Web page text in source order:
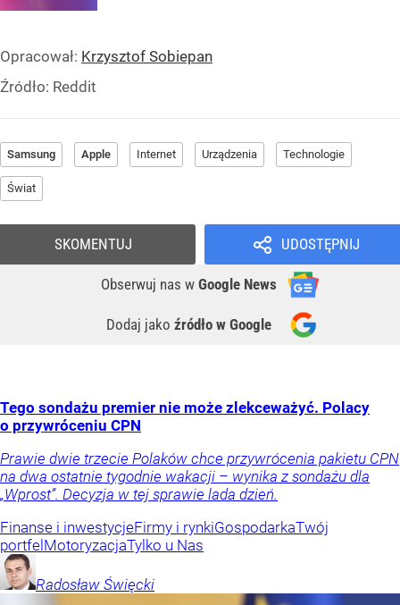
Opracował: Krzysztof Sobiepan
Źródło: Reddit
Samsung Apple Internet Urządzenia Technologie
Świat
UDOSTĘPNIJ
Obserwuj nas w Google News
Dodaj jako źródło w Google
SKOMENTUJ
Tego sondażu premier nie może zlekceważyć. Polacy
o przywróceniu CPN
Prawie dwie trzecie Polaków chce przywrócenia pakietu CPN
na dwa ostatnie tygodnie wakacji – wynika z sondażu dla
„Wprost”. Decyzja w tej sprawie lada dzień.
Finanse i inwestycjeFirmy i rynkiGospodarkaTwój
portfel MotoryzacjaTylko u Nas
Radosław Święcki